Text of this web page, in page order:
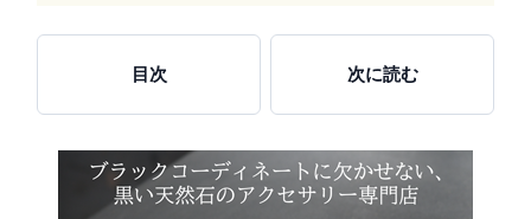
目次 次に読む